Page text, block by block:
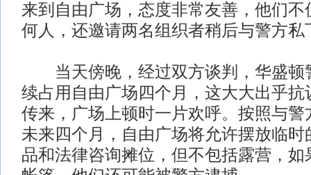
来到自由广场，态度非常友善，他们不
何人，还邀请两名组织者稍后与警方私
当天傍晚，经过双方谈判，华盛顿
续占用自由广场四个月，这大大出乎抗
传来，广场上顿时一片欢呼。按照与警
未来四个月，自由广场将允许摆放临时
品和法律咨询摊位，但不包括露营，如